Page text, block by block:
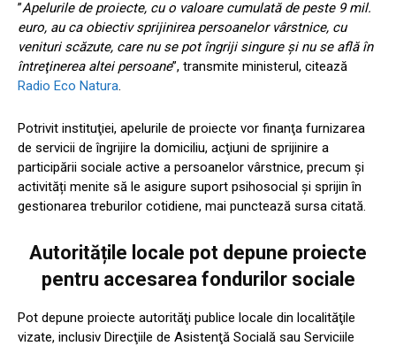
”Apelurile de proiecte, cu o valoare cumulată de peste 9 mil.
euro, au ca obiectiv sprijinirea persoanelor vârstnice, cu
venituri scăzute, care nu se pot îngriji singure şi nu se află în
întreţinerea altei persoane”, transmite ministerul, citează
Radio Eco Natura.
Potrivit instituţiei, apelurile de proiecte vor finanţa furnizarea
de servicii de îngrijire la domiciliu, acţiuni de sprijinire a
participării sociale active a persoanelor vârstnice, precum și
activități menite să le asigure suport psihosocial și sprijin în
gestionarea treburilor cotidiene, mai punctează sursa citată.
Autoritățile locale pot depune proiecte
pentru accesarea fondurilor sociale
Pot depune proiecte autorităţi publice locale din localităţile
vizate, inclusiv Direcţiile de Asistenţă Socială sau Serviciile